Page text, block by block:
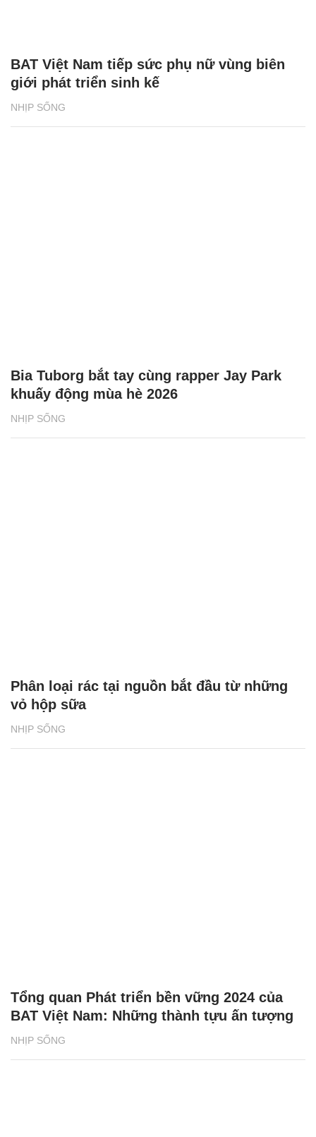
NHỊP SỐNG
BAT Việt Nam tiếp sức phụ nữ vùng biên
giới phát triển sinh kế
NHỊP SỐNG
Bia Tuborg bắt tay cùng rapper Jay Park
khuấy động mùa hè 2026
NHỊP SỐNG
Phân loại rác tại nguồn bắt đầu từ những
vỏ hộp sữa
NHỊP SỐNG
Tổng quan Phát triển bền vững 2024 của
BAT Việt Nam: Những thành tựu ấn tượng